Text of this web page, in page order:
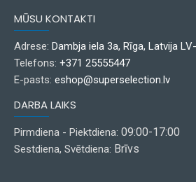
MŪSU KONTAKTI
Adrese: Dambja iela 3a, Rīga, Latvija
Telefons: +371 25555447
E-pasts: eshop@superselection.lv
DARBA LAIKS
Pirmdiena - Piektdiena: 09:00-17:00
Sestdiena, Svētdiena: Brīvs